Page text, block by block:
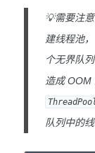
💡需要注
建线程池
个无界队
造成 OOM
队列中的